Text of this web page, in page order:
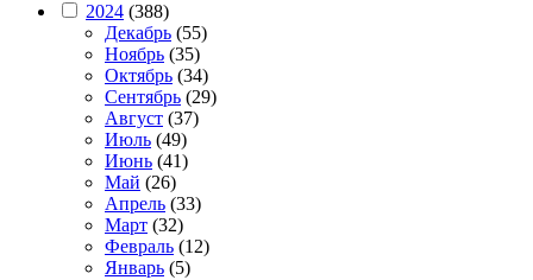
2024 (388)
Декабрь (55)
Ноябрь (35)
Октябрь (34)
Сентябрь (29)
Август (37)
Июль (49)
Июнь (41)
Май (26)
Апрель (33)
Март (32)
Февраль (12)
Январь (5)